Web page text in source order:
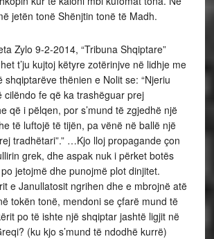
jetën tonë Shënjtin tonë të Madh.
Zylo 9-2-2014, “Tribuna Shqiptare”
t’ju kujtoj këtyre zotërinjve në lidhje me
shqiptarëve thënien e Nolit se: “Njeriu
cilëndo fe që ka trashëguar prej
që i pëlqen, por s’mund të zgjedhë një
të luftojë të tijën, pa vënë në ballë një
tradhëtari”.” …Kjo lloj propagande çon
grek, dhe aspak nuk i përket botës
jetojmë dhe punojmë plot dinjitet.
e Janullatosit ngrihen dhe e mbrojnë atë
tokën tonë, mendoni se çfarë mund të
po të ishte një shqiptar jashtë ligjit në
(ku kjo s’mund të ndodhë kurrë)